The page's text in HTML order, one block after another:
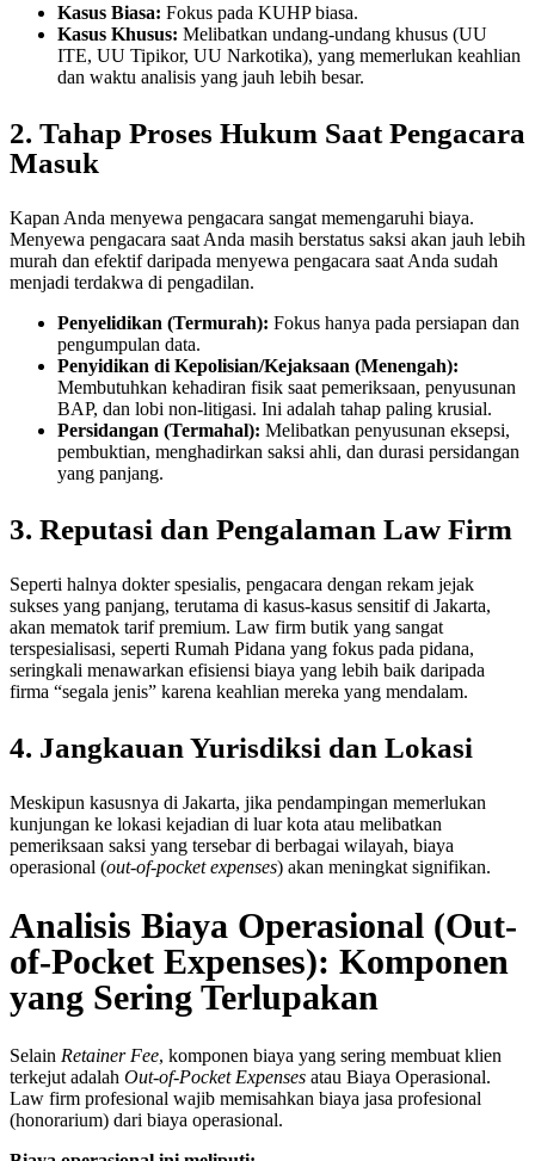
Kasus Biasa: Fokus pada KUHP biasa.
Kasus Khusus: Melibatkan undang-undang khusus (UU
ITE, UU Tipikor, UU Narkotika), yang memerlukan keahlian
dan waktu analisis yang jauh lebih besar.
2. Tahap Proses Hukum Saat Pengacara
Masuk
Kapan Anda menyewa pengacara sangat memengaruhi biaya.
Menyewa pengacara saat Anda masih berstatus saksi akan jauh lebih
murah dan efektif daripada menyewa pengacara saat Anda sudah
menjadi terdakwa di pengadilan.
Penyelidikan (Termurah): Fokus hanya pada persiapan dan
pengumpulan data.
Penyidikan di Kepolisian/Kejaksaan (Menengah):
Membutuhkan kehadiran fisik saat pemeriksaan, penyusunan
BAP, dan lobi non-litigasi. Ini adalah tahap paling krusial.
Persidangan (Termahal): Melibatkan penyusunan eksepsi,
pembuktian, menghadirkan saksi ahli, dan durasi persidangan
yang panjang.
3. Reputasi dan Pengalaman Law Firm
Seperti halnya dokter spesialis, pengacara dengan rekam jejak
sukses yang panjang, terutama di kasus-kasus sensitif di Jakarta,
akan mematok tarif premium. Law firm butik yang sangat
terspesialisasi, seperti Rumah Pidana yang fokus pada pidana,
seringkali menawarkan efisiensi biaya yang lebih baik daripada
firma “segala jenis” karena keahlian mereka yang mendalam.
4. Jangkauan Yurisdiksi dan Lokasi
Meskipun kasusnya di Jakarta, jika pendampingan memerlukan
kunjungan ke lokasi kejadian di luar kota atau melibatkan
pemeriksaan saksi yang tersebar di berbagai wilayah, biaya
operasional (out-of-pocket expenses) akan meningkat signifikan.
Analisis Biaya Operasional (Out-
of-Pocket Expenses): Komponen
yang Sering Terlupakan
Selain Retainer Fee, komponen biaya yang sering membuat klien
terkejut adalah Out-of-Pocket Expenses atau Biaya Operasional.
Law firm profesional wajib memisahkan biaya jasa profesional
(honorarium) dari biaya operasional.